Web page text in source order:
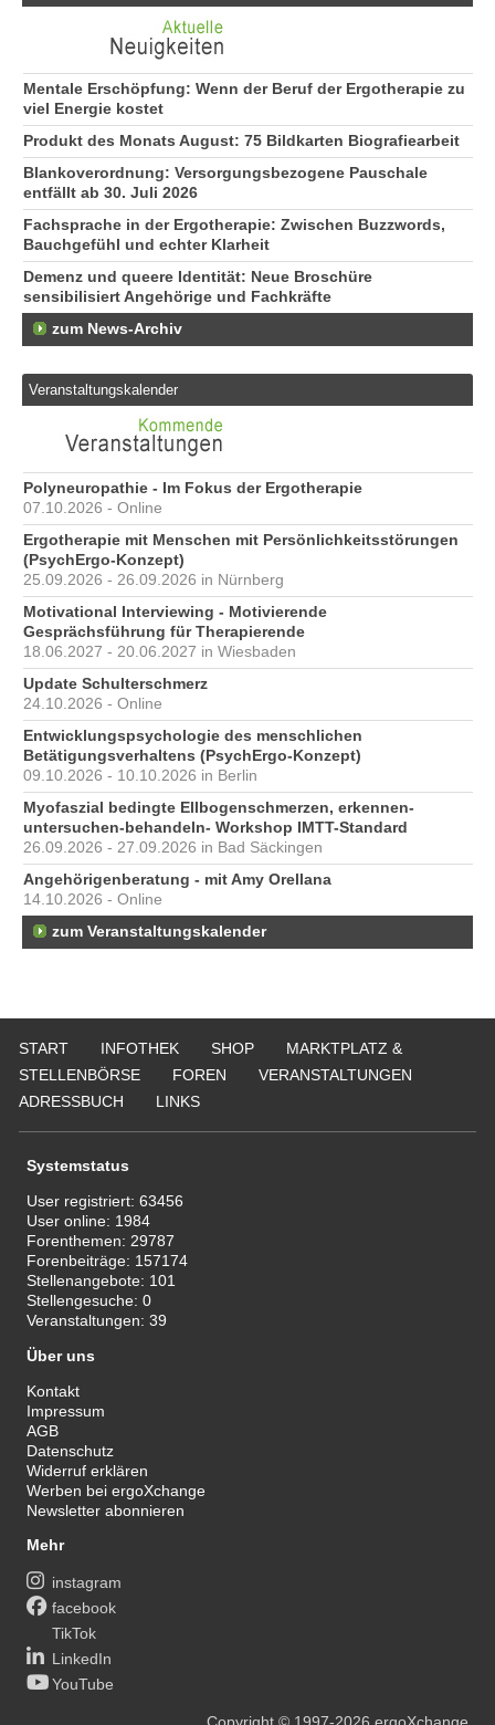
Mentale Erschöpfung: Wenn der Beruf der Ergotherapie zu
viel Energie kostet
Produkt des Monats August: 75 Bildkarten Biografiearbeit
Blankoverordnung: Versorgungsbezogene Pauschale
entfällt ab 30. Juli 2026
Fachsprache in der Ergotherapie: Zwischen Buzzwords,
Bauchgefühl und echter Klarheit
Demenz und queere Identität: Neue Broschüre
sensibilisiert Angehörige und Fachkräfte
zum News-Archiv
Veranstaltungskalender
Polyneuropathie - Im Fokus der Ergotherapie
07.10.2026 - Online
Ergotherapie mit Menschen mit Persönlichkeitsstörungen
(PsychErgo-Konzept)
25.09.2026 - 26.09.2026 in Nürnberg
Motivational Interviewing - Motivierende
Gesprächsführung für Therapierende
18.06.2027 - 20.06.2027 in Wiesbaden
Update Schulterschmerz
24.10.2026 - Online
Entwicklungspsychologie des menschlichen
Betätigungsverhaltens (PsychErgo-Konzept)
09.10.2026 - 10.10.2026 in Berlin
Myofaszial bedingte Ellbogenschmerzen, erkennen-
untersuchen-behandeln- Workshop IMTT-Standard
26.09.2026 - 27.09.2026 in Bad Säckingen
Angehörigenberatung - mit Amy Orellana
14.10.2026 - Online
zum Veranstaltungskalender
START INFOTHEK SHOP
MARKTPLATZ &
STELLENBÖRSE
FOREN
VERANSTALTUNGEN
ADRESSBUCH
LINKS
Systemstatus
User registriert:63456
User online: 1984
Forenthemen: 29787
Forenbeiträge: 157174
Stellenangebote: 101
Stellengesuche:0
Veranstaltungen:39
Über uns
Kontakt
Impressum
AGB
Datenschutz
Widerruf erklären
Werben bei ergoXchange
Newsletter abonnieren
Mehr
instagram
facebook
TikTok
LinkedIn
YouTube